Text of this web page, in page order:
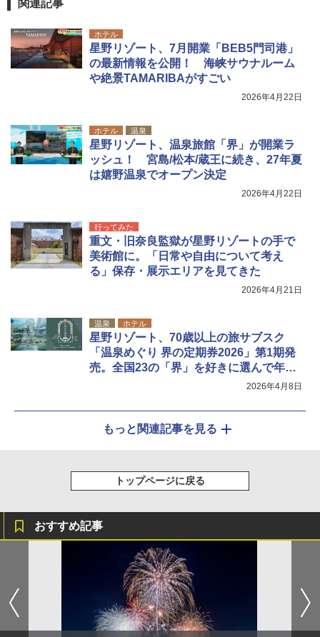
関連記事
ホテル
星野リゾート、7月開業「BEB5門司港」
の最新情報を公開！ 海峡サウナルーム
や絶景TAMARIBAがすごい
2026年4月22日
ホテル 温泉
星野リゾート、温泉旅館「界」が開業ラ
ッシュ！ 宮島/松本/蔵王に続き、27年夏
は嬉野温泉でオープン決定
2026年4月22日
行ってみた
重文・旧奈良監獄が星野リゾートの手で
美術館に。「日常や自由について考え
る」保存・展示エリアを見てきた
2026年4月21日
温泉 ホテル
星野リゾート、70歳以上の旅サブスク
「温泉めぐり 界の定期券2026」第1期発
売。全国23の「界」を好きに選んで年12
2026年4月8日
もっと関連記事を見る
トップページに戻る
おすすめ記事